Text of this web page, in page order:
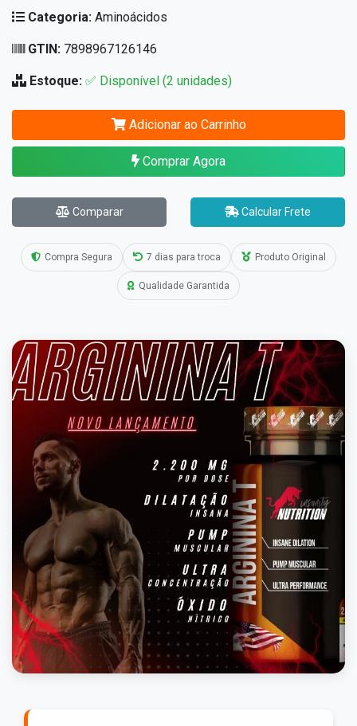
Categoria: Aminoácidos
GTIN: 7898967126146
Estoque: ✅ Disponível (2 unidades)
Adicionar ao Carrinho
Comprar Agora
Comparar Calcular Frete
Compra Segura 7 dias para troca Produto Original
Qualidade Garantida